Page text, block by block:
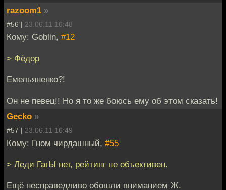
razoom1 »
#56 | 23.06.11 16:48
Кому: Goblin, #12
> Фёдор
Емельяненко?!
Он не певец!! Но я то же боюсь ему об этом сказать!
Gecko »
#57 | 23.06.11 16:49
Кому: Гном чирдашный, #55
> Леди ГагЫ нет, рейтинг не объективен.
Ещё несправедливо обошли вниманием Ж.